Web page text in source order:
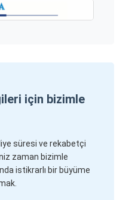
için bizimle
süresi ve rekabetçi
zaman bizimle
istikrarlı bir büyüme